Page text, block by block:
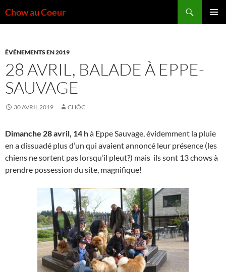
auChow au Coeur
ÉVÉNEMENTS EN 2019
28 AVRIL, BALADE À EPPE-
SAUVAGE
30 AVRIL 2019 CHÔC
Dimanche 28 avril, 14 hà Eppe Sauvage, évidemment la pluie
en a dissuadé plus d’un qui avaient annoncé leur présence (les
chiens ne sortent pas lorsqu’il pleut?) mais ils sont 13 chows à
prendre possession du site, magnifique!